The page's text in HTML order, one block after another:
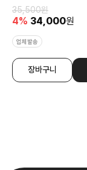
35,500원
4% 34,000원
업체발송
장바구니